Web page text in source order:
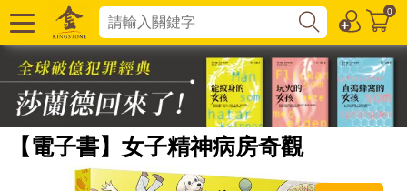
0
【電子書】女子精神病房奇觀